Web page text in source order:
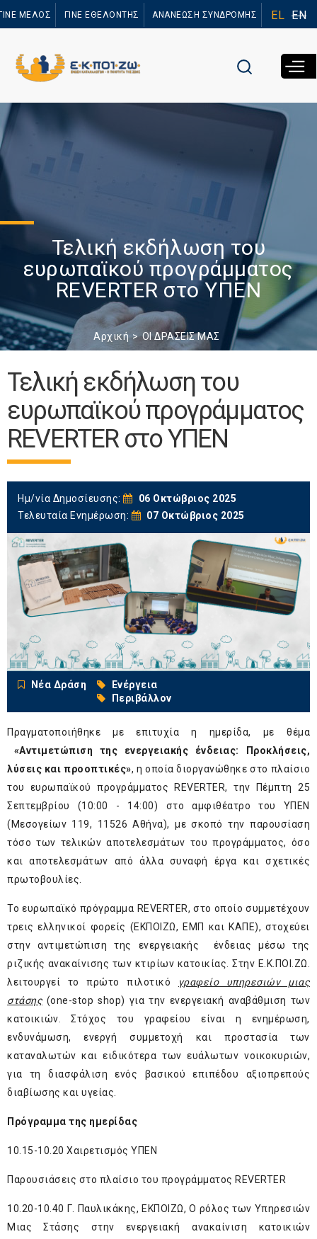
προς το
ΜΕΛΟΣ ΓΙΝΕ ΕΘΕΛΟΝΤΗΣ ΑΝΑΝΕΩΣΗ ΣΥΝΔΡΟΜΗΣ EL EN
Τελική εκδήλωση του
ευρωπαϊκού προγράμματος
REVERTER στο ΥΠΕΝ
Αρχική ΟΙ ΔΡΑΣΕΙΣ ΜΑΣ
Τελική εκδήλωση του
ευρωπαϊκού προγράμματος
REVERTER στο ΥΠΕΝ
Ημ/νία Δημοσίευσης:
06 Οκτώβριος 2025
Τελευταία Ενημέρωση:
07 Οκτώβριος 2025
Νέα Δράση
Ενέργεια
Περιβάλλον
Πραγματοποιήθηκε με επιτυχία η ημερίδα, με θέμα
«Αντιμετώπιση της ενεργειακής ένδειας: Προκλήσεις,
λύσεις και προοπτικές», η οποία διοργανώθηκε στο πλαίσιο
του ευρωπαϊκού προγράμματος REVERTER, την Πέμπτη 25
Σεπτεμβρίου (10:00 - 14:00) στο αμφιθέατρο του ΥΠΕΝ
(Μεσογείων 119, 11526 Αθήνα), με σκοπό την παρουσίαση
τόσο των τελικών αποτελεσμάτων του προγράμματος, όσο
και αποτελεσμάτων από άλλα συναφή έργα και σχετικές
πρωτοβουλίες.
Το ευρωπαϊκό πρόγραμμα REVERTER, στο οποίο συμμετέχουν
τρεις ελληνικοί φορείς (ΕΚΠΟΙΖΩ, ΕΜΠ και ΚΑΠΕ), στοχεύει
στην αντιμετώπιση της ενεργειακής ένδειας μέσω της
ριζικής ανακαίνισης των κτιρίων κατοικίας. Στην Ε.Κ.ΠΟΙ.ΖΩ.
λειτουργεί το πρώτο πιλοτικό
γραφείο υπηρεσιών μιας
στάσης (one-stop shop) για την ενεργειακή αναβάθμιση των
κατοικιών. Στόχος του γραφείου είναι η ενημέρωση,
ενδυνάμωση, ενεργή συμμετοχή και προστασία των
καταναλωτών και ειδικότερα των ευάλωτων νοικοκυριών,
για τη διασφάλιση ενός βασικού επιπέδου αξιοπρεπούς
διαβίωσης και υγείας.
Πρόγραμμα της ημερίδας
10.15-10.20 Χαιρετισμός ΥΠΕΝ
Παρουσιάσεις στο πλαίσιο του προγράμματος REVERTER
10.20-10.40 Γ. Παυλικάκης, ΕΚΠΟΙΖΩ, Ο ρόλος των Υπηρεσιών
Μιας Στάσης στην ενεργειακή ανακαίνιση κατοικιών